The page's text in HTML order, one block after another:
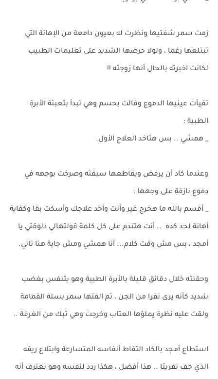
زمت سمر شفتيها ونظرت له بعيون دامعة من الإهانة التي
تبتلعها رغما ، ولولا حرصها الشديد على تعليمات الطبيب
لكانت اخبرته بالحال أنها زوجته !!
تقيأت عينيها الدموع وقالت بحسم وهي تبدأ بتعبئة الأبرة
الطبية :
_ همشي .. بس هتاخد العلاج الأول.
وعندما كاد أن يرفض ويقاطعها سبقته وصرخت بوجهه في
دموع نازفة على وجهها :
_ أقسم بالله ما هخرج غير وأنت وأخد علاجك وأسكت بقا وكفاية
أهانة لحد كده .. أنت هتندم على كل كلمة قولتهالي دلوقتي يا
أمجد ، بس مش وقت كلام... أنا همشي ومش جاية هنا تاني.
وحقنته خلال دقائق قليلة بالأبرة الطبية وهو يتنفس بغضب
شديد كأنه يرى نفرا من الجن ، ثم القتها سمر بسلة القمامة
ولقت عليه نظرة يملؤها العتاب وخرجت وهي تبك من الغرفة ..
استطاع أمجد بالكاد التقاط أنفاسه المتسارعة وابتلاع ريقه
الذي جف تقريبًا .. هذا أفضل ، هكذا ردد لنفسه وهو يعترف أنه